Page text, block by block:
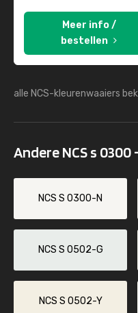
Meer info /
bestellen
alle NCS-kleurenwaaiers
Andere NCS s 0300
NCS S 0300-N
NCS S 0502-G
NCS S 0502-Y